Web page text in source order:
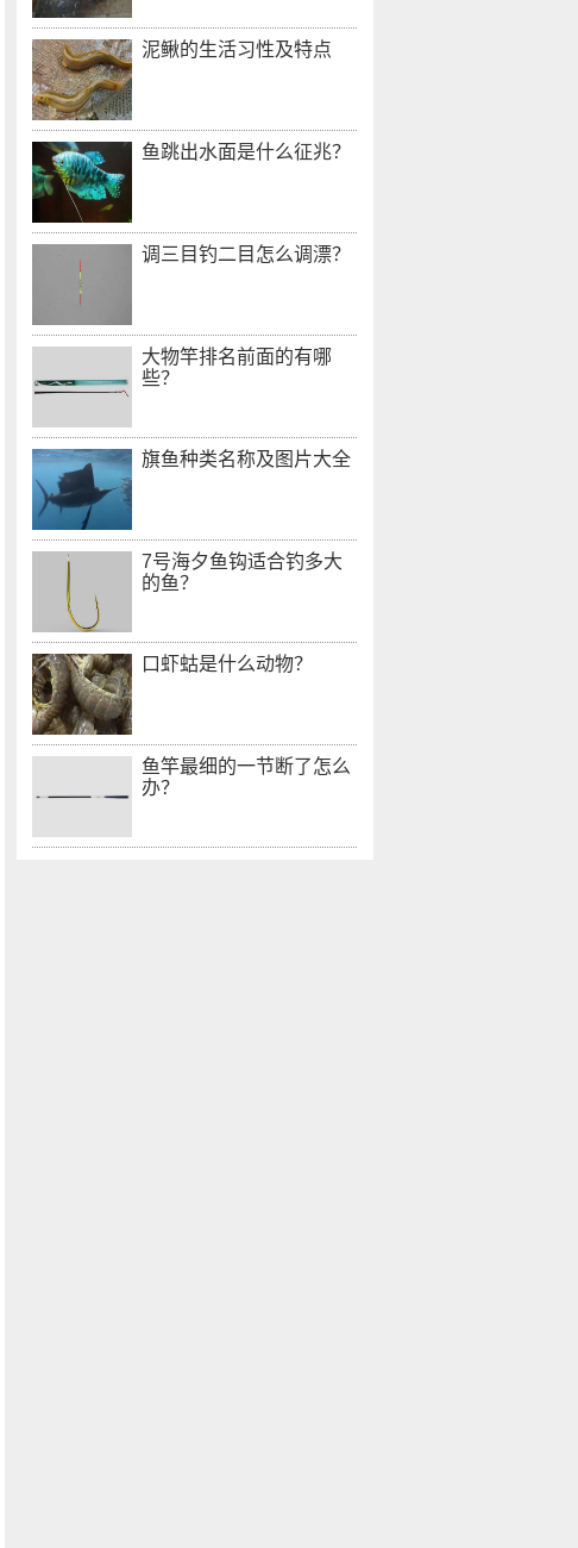
泥鳅的生活习性及特点
鱼跳出水面是什么征兆？
调三目钓二目怎么调漂？
大物竿排名前面的有哪
些？
旗鱼种类名称及图片大全
7号海夕鱼钩适合钓多大
的鱼？
口虾蛄是什么动物？
鱼竿最细的一节断了怎么
办？